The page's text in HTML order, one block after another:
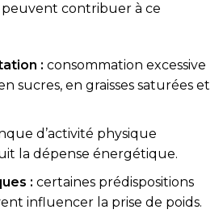
contribuer à ce
: consommation excessive
sucres, en graisses saturées et
d’activité physique
la dépense énergétique.
: certaines prédispositions
influencer la prise de poids.